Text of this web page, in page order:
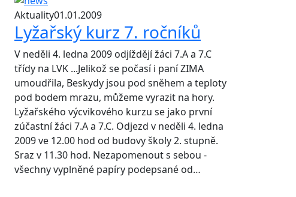
Aktuality01.01.2009
Lyžařský kurz 7. ročníků
V neděli 4. ledna 2009 odjíždějí žáci 7.A a 7.C
třídy na LVK ...Jelikož se počasí i paní ZIMA
umoudřila, Beskydy jsou pod sněhem a teploty
pod bodem mrazu, můžeme vyrazit na hory.
Lyžařského výcvikového kurzu se jako první
zúčastní žáci 7.A a 7.C. Odjezd v neděli 4. ledna
2009 ve 12.00 hod od budovy školy 2. stupně.
Sraz v 11.30 hod. Nezapomenout s sebou -
všechny vyplněné papíry podepsané od…